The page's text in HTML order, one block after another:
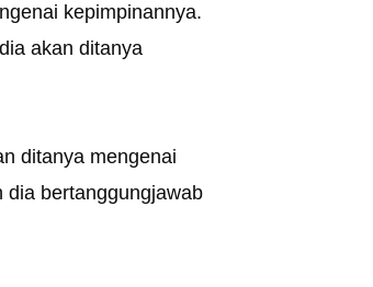
kepimpinannya.
akan ditanya
ditanya mengenai
dia bertanggungjawab